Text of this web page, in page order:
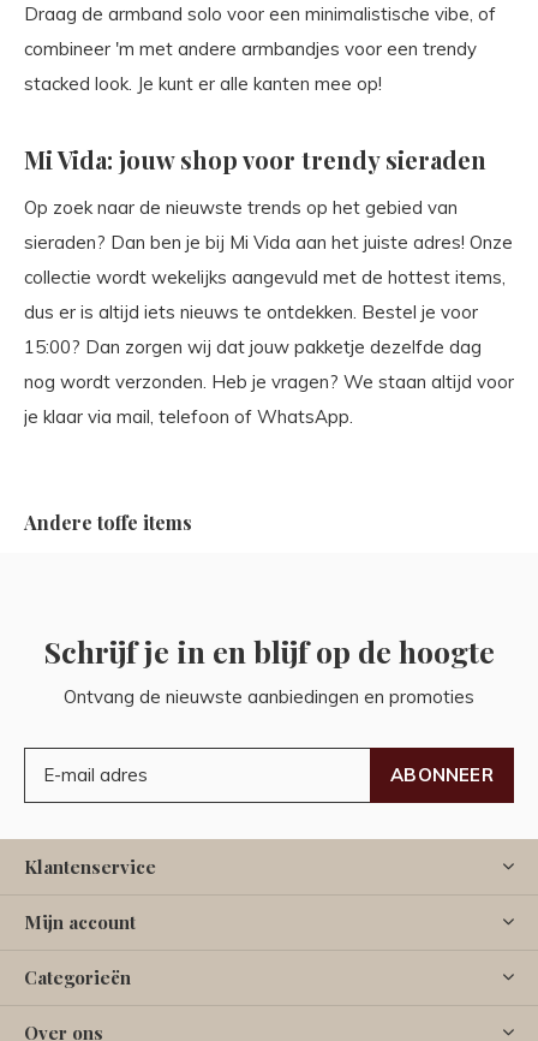
Draag de armband solo voor een minimalistische vibe, of
combineer 'm met andere armbandjes voor een trendy
stacked look. Je kunt er alle kanten mee op!
Mi Vida: jouw shop voor trendy sieraden
Op zoek naar de nieuwste trends op het gebied van
sieraden? Dan ben je bij Mi Vida aan het juiste adres! Onze
collectie wordt wekelijks aangevuld met de hottest items,
dus er is altijd iets nieuws te ontdekken. Bestel je voor
15:00? Dan zorgen wij dat jouw pakketje dezelfde dag
nog wordt verzonden. Heb je vragen? We staan altijd voor
je klaar via mail, telefoon of WhatsApp.
Andere toffe items
Schrijf je in en blijf op de hoogte
Ontvang de nieuwste aanbiedingen en promoties
ABONNEER
Klantenservice
Mijn account
Categorieën
Over ons